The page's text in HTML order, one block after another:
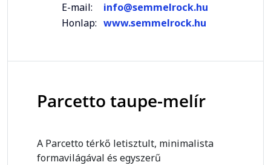
E-mail:
info@semmelrock.hu
Honlap: www.semmelrock.hu
Parcetto taupe-melír
A Parcetto térkő letisztult, minimalista
formavilágával és egyszerű